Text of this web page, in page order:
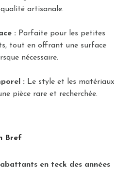
artisanale.
: Parfaite pour les petites
tout en offrant une surface
nécessaire.
: Le style et les matériaux
pièce rare et recherchée.
Bref
en teck des années